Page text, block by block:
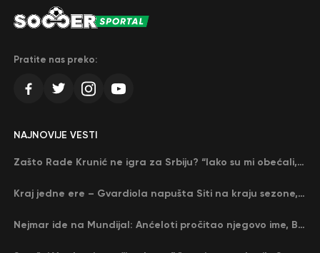
Pratite nas preko:
NAJNOVIJE VESTI
Zašto Rade Krunić ne igra za Srbiju? “Iako su mi obećali, niko me nije zvao…”
Kraj jedne ere – Gvardiola napušta Siti na kraju sezone, menja ga njegov nekadašnji rival
Nejmar ide na Mundijal: Anćeloti pročitao njegovo ime, Brazil u delirijumu (VIDEO)